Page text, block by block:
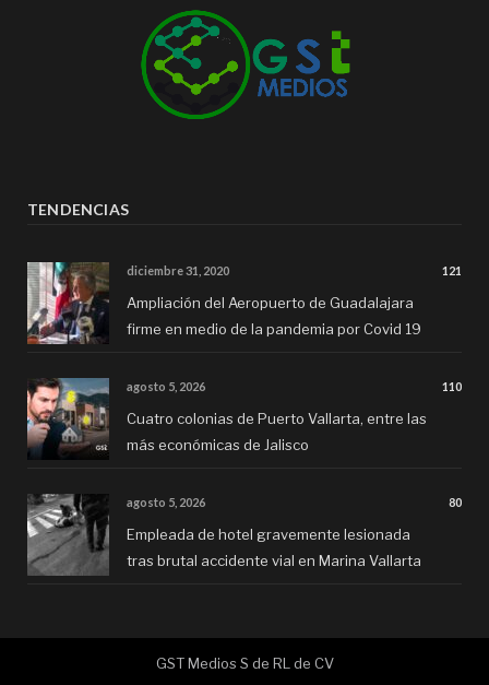
TENDENCIAS
diciembre 31, 2020 121
Ampliación del Aeropuerto de Guadalajara
firme en medio de la pandemia por Covid 19
agosto 5, 2026 110
Cuatro colonias de Puerto Vallarta, entre las
más económicas de Jalisco
agosto 5, 2026 80
Empleada de hotel gravemente lesionada
tras brutal accidente vial en Marina Vallarta
GST Medios S de RL de CV